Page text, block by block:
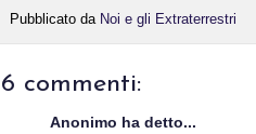
Pubblicato da Noi e gli Extraterrestri
6 commenti:
Anonimo ha detto...